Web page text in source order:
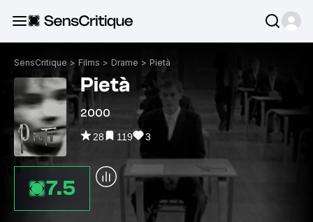
SensCritique > Films > Drame > Pietà
Pietà
2000
28 119 3
7.5